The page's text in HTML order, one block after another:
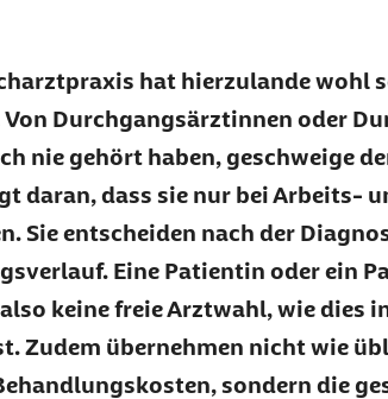
hat hierzulande wohl
Durchgangsärztinnen oder
nie gehört haben, geschweige
daran, dass sie nur bei Arbeits-
Sie entscheiden nach der
Eine Patientin oder ein
keine freie Arztwahl, wie dies
Zudem übernehmen nicht wie
sondern die